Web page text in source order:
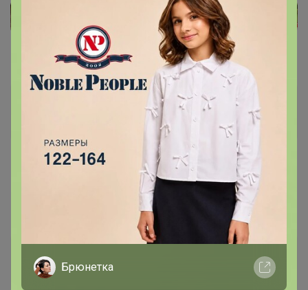
16 декабря, 2020 16:09
, у меня новый заказ стоит
Серебряный организатор
Брюнетка